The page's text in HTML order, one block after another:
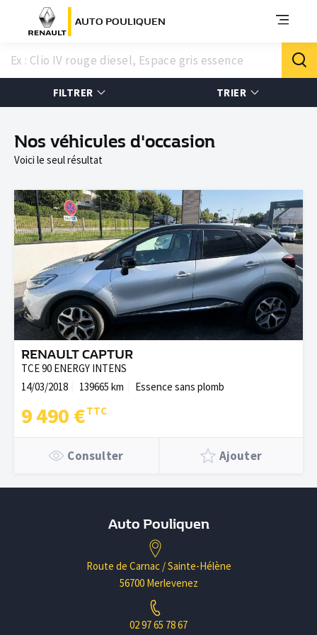
AUTO POULIQUEN
FILTRER TRIER
Nos véhicules d'occasion
Voici le seul résultat
RENAULT CAPTUR
TCE 90 ENERGY INTENS
14/03/2018
139665 km Essence sans plomb
9 490 €
Consulter Ajouter
Auto Pouliquen
Route de Carnac / Sainte-Hélène
56700 Merlevenez
02 97 65 78 67